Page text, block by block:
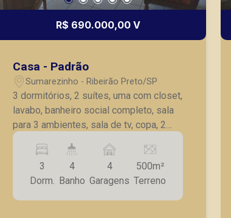
R$ 690.000,00 V
Casa - Padrão
Sumarezinho - Ribeirão Preto/SP
3 dormitórios, 2 suítes, uma com closet,
lavabo, banheiro social completo, sala
para 3 ambientes, sala de tv, copa, 2
cozinhas, sendo uma com coocktop de
5 bocas, 1 sala de almoço com
churrasqueira, fogão e forno à lenha,
piscina, sistema segurança com 4
câmeras, concertina, cerca elétrica;
3
Dorm.
4
Banho
4
Garagens
500m²
Terreno